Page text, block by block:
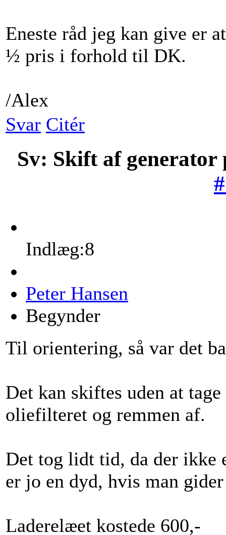
Eneste råd jeg kan give er
½ pris i forhold til DK.
/Alex
Svar Citér
Sv: Skift af generator
Indlæg:8
Peter Hansen
Begynder
Til orientering, så var det
Det kan skiftes uden at
oliefilteret og remmen af.
Det tog lidt tid, da der ikke
er jo en dyd, hvis man
Laderelæet kostede 600,-